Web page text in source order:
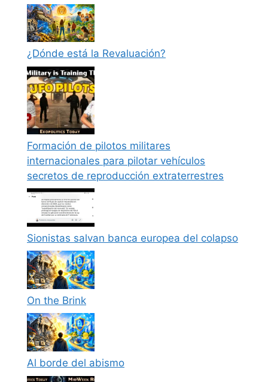
¿Dónde está la Revaluación?
Formación de pilotos militares
internacionales para pilotar vehículos
secretos de reproducción extraterrestres
Sionistas salvan banca europea del colapso
On the Brink
Al borde del abismo